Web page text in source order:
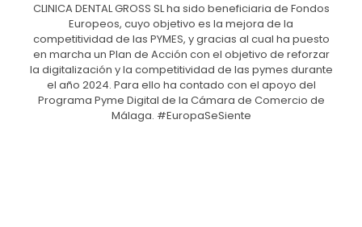
CLINICA DENTAL GROSS SL ha sido beneficiaria de Fondos
Europeos, cuyo objetivo es la mejora de la
competitividad de las PYMES, y gracias al cual ha puesto
en marcha un Plan de Acción con el objetivo de reforzar
la digitalización y la competitividad de las pymes durante
el año 2024. Para ello ha contado con el apoyo del
Programa Pyme Digital de la Cámara de Comercio de
Málaga. #EuropaSeSiente